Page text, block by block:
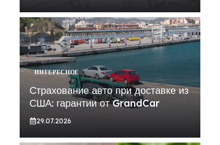
ИНТЕРЕСНОЕ
Страхование авто при доставке из
США: гарантии от GrandCar
29.07.2026